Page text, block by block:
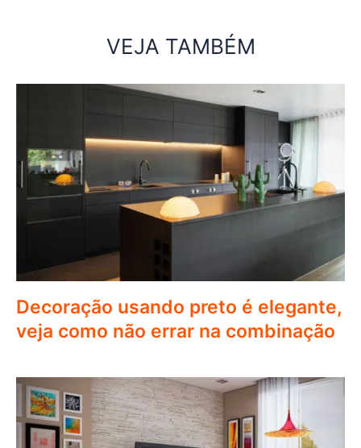
VEJA TAMBÉM
Decoração usando preto é elegante,
veja como não errar na combinação